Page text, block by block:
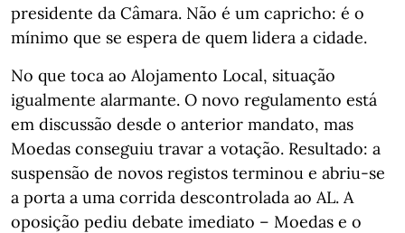
presidente da Câmara. Não é um capricho: é o
mínimo que se espera de quem lidera a cidade.
No que toca ao Alojamento Local, situação
igualmente alarmante. O novo regulamento está
em discussão desde o anterior mandato, mas
Moedas conseguiu travar a votação. Resultado: a
suspensão de novos registos terminou e abriu-se
a porta a uma corrida descontrolada ao AL. A
oposição pediu debate imediato – Moedas e o